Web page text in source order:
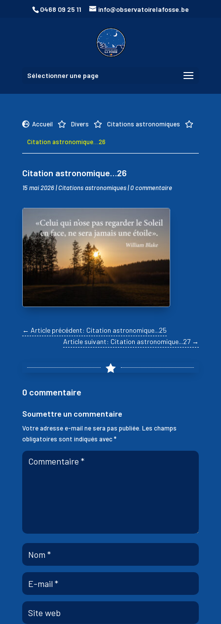
0468 09 25 11 info@observatoirelafosse.be
Sélectionner une page
 Accueil  Divers  Citations astronomiques 
Citation astronomique…26
Citation astronomique…26
15 mai 2026|Citations astronomiques|0 commentaire
← Article précédent: Citation astronomique...25
Article suivant: Citation astronomique...27 →

0 commentaire
Soumettre un commentaire
Votre adresse e-mail ne sera pas publiée. Les champs
obligatoires sont indiqués avec*